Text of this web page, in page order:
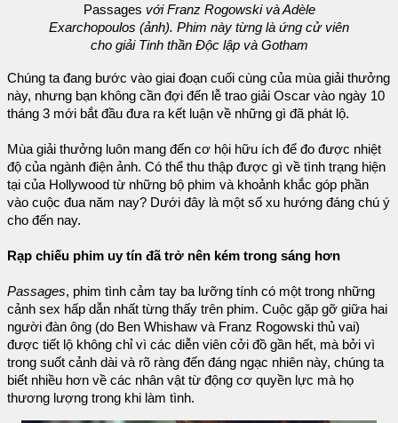
Passages với Franz Rogowski và Adèle
Exarchopoulos (ảnh). Phim này từng là ứng cử viên
cho giải Tinh thần Độc lập và Gotham
Chúng ta đang bước vào giai đoạn cuối cùng của mùa giải thưởng
này, nhưng bạn không cần đợi đến lễ trao giải Oscar vào ngày 10
tháng 3 mới bắt đầu đưa ra kết luận về những gì đã phát lộ.
Mùa giải thưởng luôn mang đến cơ hội hữu ích để đo được nhiệt
độ của ngành điện ảnh. Có thể thu thập được gì về tình trạng hiện
tại của Hollywood từ những bộ phim và khoảnh khắc góp phần
vào cuộc đua năm nay? Dưới đây là một số xu hướng đáng chú ý
cho đến nay.
Rạp chiếu phim uy tín đã trở nên kém trong sáng hơn
Passages, phim tình cảm tay ba lưỡng tính có một trong những
cảnh sex hấp dẫn nhất từng thấy trên phim. Cuộc gặp gỡ giữa hai
người đàn ông (do Ben Whishaw và Franz Rogowski thủ vai)
được tiết lộ không chỉ vì các diễn viên cởi đồ gần hết, mà bởi vì
trong suốt cảnh dài và rõ ràng đến đáng ngạc nhiên này, chúng ta
biết nhiều hơn về các nhân vật từ động cơ quyền lực mà họ
thương lượng trong khi làm tình.